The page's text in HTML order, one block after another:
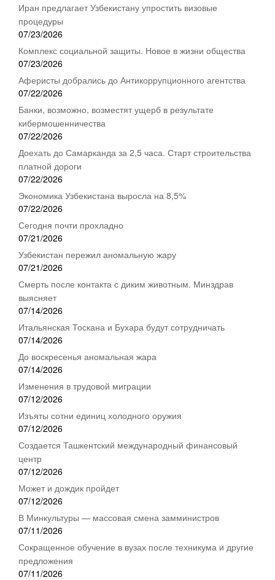
Иран предлагает Узбекистану упростить визовые
процедуры
07/23/2026
Комплекс социальной защиты. Новое в жизни общества
07/23/2026
Аферисты добрались до Антикоррупционного агентства
07/22/2026
Банки, возможно, возместят ущерб в результате
кибермошенничества
07/22/2026
Доехать до Самарканда за 2,5 часа. Старт строительства
платной дороги
07/22/2026
Экономика Узбекистана выросла на 8,5%
07/22/2026
Сегодня почти прохладно
07/21/2026
Узбекистан пережил аномальную жару
07/21/2026
Смерть после контакта с диким животным. Минздрав
выясняет
07/14/2026
Итальянская Тоскана и Бухара будут сотрудничать
07/14/2026
До воскресенья аномальная жара
07/14/2026
Изменения в трудовой миграции
07/12/2026
Изъяты сотни единиц холодного оружия
07/12/2026
Создается Ташкентский международный финансовый
центр
07/12/2026
Может и дождик пройдет
07/12/2026
В Минкультуры — массовая смена замминистров
07/11/2026
Сокращенное обучение в вузах после техникума и другие
предложения
07/11/2026